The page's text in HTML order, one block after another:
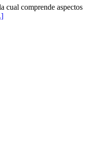
cual comprende aspectos